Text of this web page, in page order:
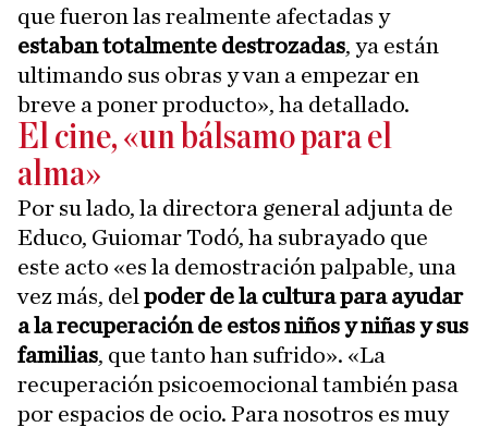
que fueron las realmente afectadas y
estaban totalmente destrozadas, ya están
ultimando sus obras y van a empezar en
breve a poner producto», ha detallado.
El cine, «un bálsamo para el
alma»
Por su lado, la directora general adjunta de
Educo, Guiomar Todó, ha subrayado que
este acto «es la demostración palpable, una
vez más, del poder de la cultura para ayudar
a la recuperación de estos niños y niñas y sus
familias, que tanto han sufrido». «La
recuperación psicoemocional también pasa
por espacios de ocio. Para nosotros es muy